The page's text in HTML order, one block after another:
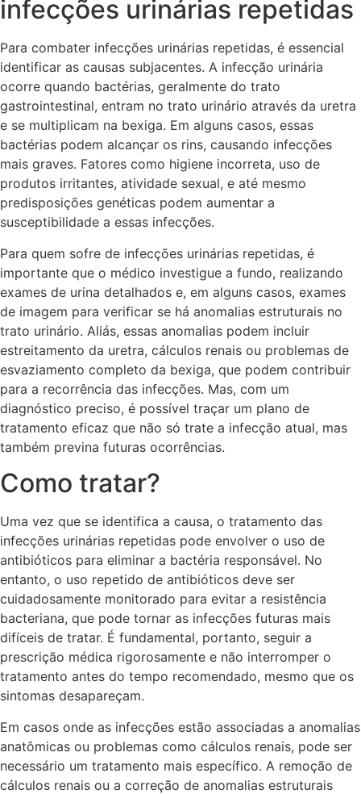
infecções urinárias repetidas
Para combater infecções urinárias repetidas, é essencial
identificar as causas subjacentes. A infecção urinária
ocorre quando bactérias, geralmente do trato
gastrointestinal, entram no trato urinário através da uretra
e se multiplicam na bexiga. Em alguns casos, essas
bactérias podem alcançar os rins, causando infecções
mais graves. Fatores como higiene incorreta, uso de
produtos irritantes, atividade sexual, e até mesmo
predisposições genéticas podem aumentar a
susceptibilidade a essas infecções.
Para quem sofre de infecções urinárias repetidas, é
importante que o médico investigue a fundo, realizando
exames de urina detalhados e, em alguns casos, exames
de imagem para verificar se há anomalias estruturais no
trato urinário. Aliás, essas anomalias podem incluir
estreitamento da uretra, cálculos renais ou problemas de
esvaziamento completo da bexiga, que podem contribuir
para a recorrência das infecções. Mas, com um
diagnóstico preciso, é possível traçar um plano de
tratamento eficaz que não só trate a infecção atual, mas
também previna futuras ocorrências.
Como tratar?
Uma vez que se identifica a causa, o tratamento das
infecções urinárias repetidas pode envolver o uso de
antibióticos para eliminar a bactéria responsável. No
entanto, o uso repetido de antibióticos deve ser
cuidadosamente monitorado para evitar a resistência
bacteriana, que pode tornar as infecções futuras mais
difíceis de tratar. É fundamental, portanto, seguir a
prescrição médica rigorosamente e não interromper o
tratamento antes do tempo recomendado, mesmo que os
sintomas desapareçam.
Em casos onde as infecções estão associadas a anomalias
anatômicas ou problemas como cálculos renais, pode ser
necessário um tratamento mais específico. A remoção de
cálculos renais ou a correção de anomalias estruturais